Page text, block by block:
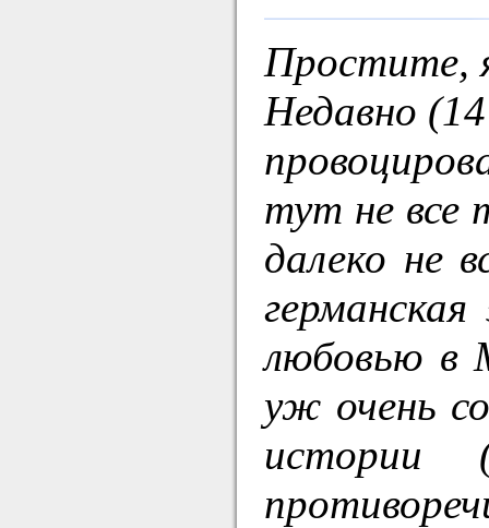
Простите,
Недавно
тут не все
далеко не
любовью в
уж очень
истории